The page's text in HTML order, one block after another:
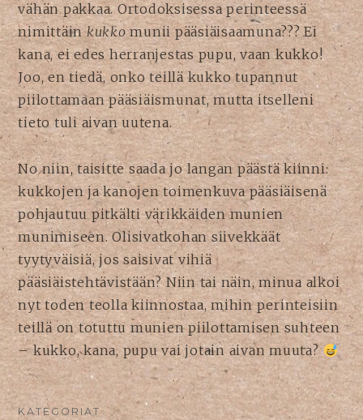
vähän pakkaa. Ortodoksisessa perinteessä
nimittäinkukkomunii pääsiäisaamuna??? Ei
kana, ei edes herranjestas pupu, vaan kukko!
Joo, en tiedä, onko teillä kukko tupannut
piilottamaan pääsiäismunat, mutta itselleni
tieto tuli aivan uutena.
No niin, taisitte saada jo langan päästä kiinni:
kukkojen ja kanojen toimenkuva pääsiäisenä
pohjautuu pitkälti värikkäiden munien
munimiseen. Olisivatkohan siivekkäät
tyytyväisiä, jos saisivat vihiä
pääsiäistehtävistään? Niin tai näin, minua alkoi
nyt toden teolla kiinnostaa, mihin perinteisiin
teillä on totuttu munien piilottamisen suhteen
– kukko, kana, pupu vai jotain aivan muuta?
KATEGORIAT